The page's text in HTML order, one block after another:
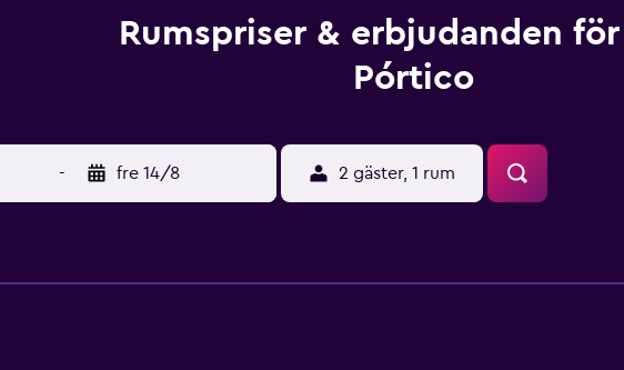
Rumspriser & erbjudanden för
Pórtico
- fre 14/8 2 gäster, 1 rum